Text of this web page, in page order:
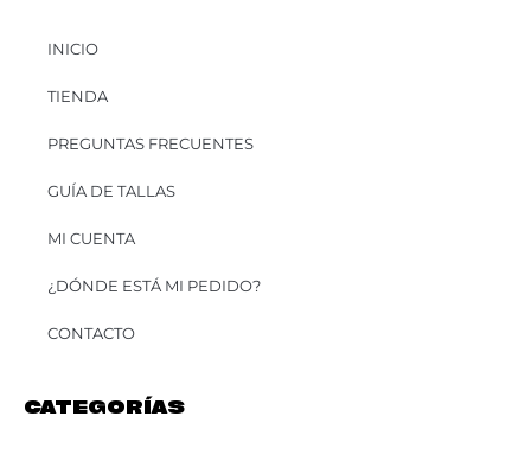
INICIO
TIENDA
PREGUNTAS FRECUENTES
GUÍA DE TALLAS
MI CUENTA
¿DÓNDE ESTÁ MI PEDIDO?
CONTACTO
CATEGORÍAS